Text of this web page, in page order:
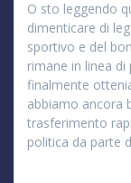
O sto leggendo
dimenticare di
sportivo e del
rimane in linea
finalmente
abbiamo ancora
trasferimento
politica da parte